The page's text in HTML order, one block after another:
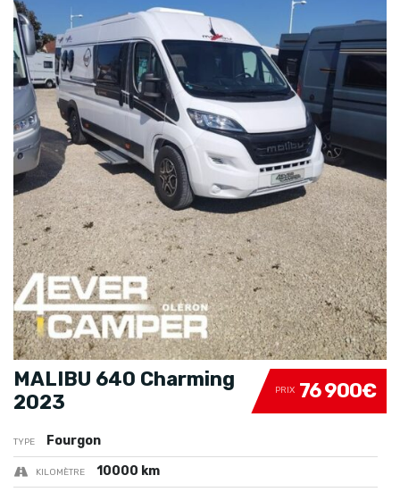
PRIX 76 900€
MALIBU 640 Charming
2023
TYPE Fourgon
KILOMÈTRE 10000 km